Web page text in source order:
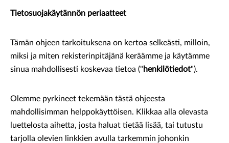
Tietosuojakäytännön periaatteet
Tämän ohjeen tarkoituksena on kertoa selkeästi, milloin,
miksi ja miten rekisterinpitäjänä keräämme ja käytämme
sinua mahdollisesti koskevaa tietoa (" henkilötiedot").
Olemme pyrkineet tekemään tästä ohjeesta
mahdollisimman helppokäyttöisen. Klikkaa alla olevasta
luettelosta aihetta, josta haluat tietää lisää, tai tutustu
tarjolla olevien linkkien avulla tarkemmin johonkin